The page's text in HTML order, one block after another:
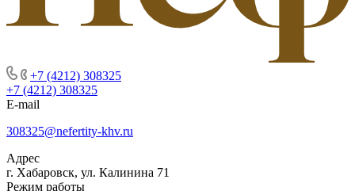
+7 (4212) 308325
+7 (4212) 308325
E-mail
308325@nefertity-khv.ru
Адрес
г. Хабаровск, ул. Калинина 71
Режим работы